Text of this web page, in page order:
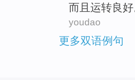
而且 运转良好
youdao
更多双语例句